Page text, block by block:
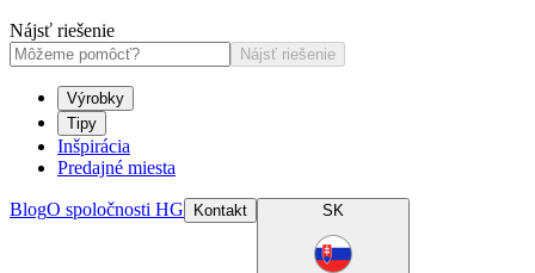
Nájsť riešenie
Nájsť riešenie
Výrobky
Tipy
Inšpirácia
Predajné miesta
BlogO spoločnosti HG Kontakt SK